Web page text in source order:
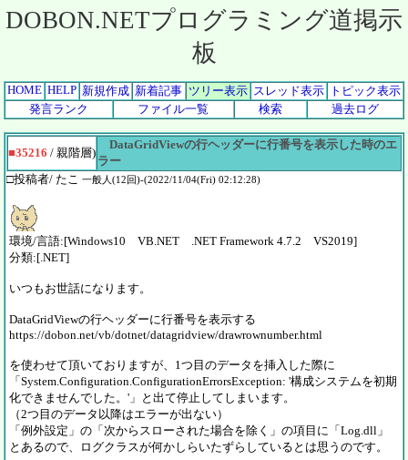
DOBON.NETプログラミング道掲示
板
HOME HELP 新規作成 新着記事 ツリー表示 スレッド表示
トピック表示
発言ランク
ファイル一覧 検索 過去ログ
■35216 / 親階層)
DataGridViewの行ヘッダーに行番号を表示した時のエ
ラー
□投稿者/ たこ 一般人(12回)-(2022/11/04(Fri) 02:12:28)
環境/言語:[Windows10 VB.NET .NET Framework 4.7.2 VS2019]
分類:[.NET]
いつもお世話になります。
DataGridViewの行ヘッダーに行番号を表示する
https://dobon.net/vb/dotnet/datagridview/drawrownumber.html
を使わせて頂いておりますが、1つ目のデータを挿入した際に
「System.Configuration.ConfigurationErrorsException: '構成システムを初期
化できませんでした。'」と出て停止してしまいます。
（2つ目のデータ以降はエラーが出ない）
「例外設定」の「次からスローされた場合を除く」の項目に「Log.dll」
とあるので、ログクラスが何かしらいたずらしているとは思うのです。